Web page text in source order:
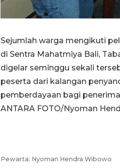
Sejumlah warga mengikuti
di Sentra Mahatmiya Bali,
digelar seminggu sekali
peserta dari kalangan
pemberdayaan bagi
ANTARA FOTO/Nyoman
Pewarta: Nyoman Hendra Wibowo